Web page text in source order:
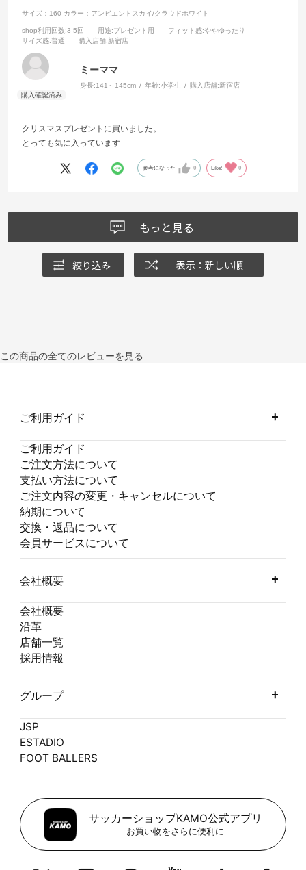
サイズ：160 カラー：アンビエントスカイ/クラウドホワイト
shop利用回数:3-5回 用途:プレゼント用 フィット感:ややゆったり
サイズ感:普通 購入店舗:新宿店
ミーママ
身長:141～145cm 年齢:小学生 購入店舗:新宿店
クリスマスプレゼントに買いました。
とっても気に入っています
参考になった 0 Like! 0
もっと見る
絞り込み 表示：新しい順
この商品の全てのレビューを見る
ご利用ガイド
ご利用ガイド
ご注文方法について
支払い方法について
ご注文内容の変更・キャンセルについて
納期について
交換・返品について
会員サービスについて
会社概要
会社概要
沿革
店舗一覧
採用情報
グループ
JSP
ESTADIO
FOOT BALLERS
サッカーショップKAMO公式アプリ
お買い物をさらに便利に